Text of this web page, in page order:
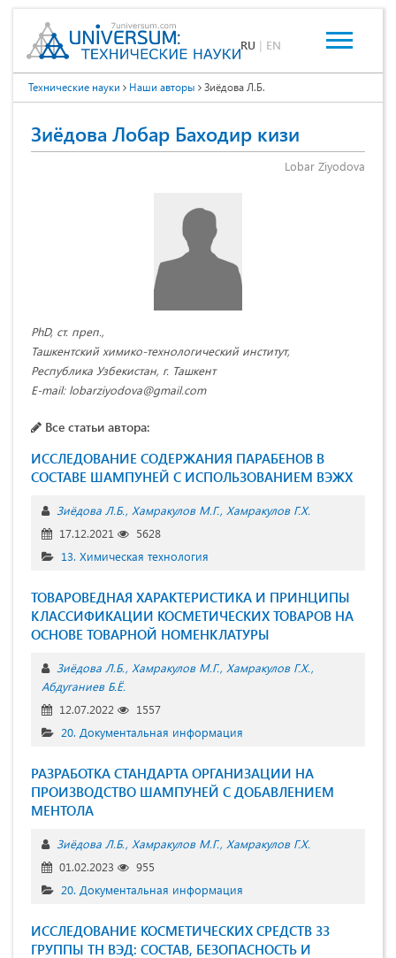
RU | EN
Технические науки Наши авторы Зиёдова Л.Б.
Зиёдова Лобар Баходир кизи
Lobar Ziyodova
PhD, ст. преп.,
Ташкентский химико-технологический институт,
Республика Узбекистан, г. Ташкент
E-mail: lobarziyodova@gmail.com
Все статьи автора:
ИССЛЕДОВАНИЕ СОДЕРЖАНИЯ ПАРАБЕНОВ В
СОСТАВЕ ШАМПУНЕЙ С ИСПОЛЬЗОВАНИЕМ ВЭЖХ
Зиёдова Л.Б. Хамракулов М.Г. Хамракулов Г.Х.
17.12.2021
5628
13. Химическая технология
ТОВАРОВЕДНАЯ ХАРАКТЕРИСТИКА И ПРИНЦИПЫ
КЛАССИФИКАЦИИ КОСМЕТИЧЕСКИХ ТОВАРОВ НА
ОСНОВЕ ТОВАРНОЙ НОМЕНКЛАТУРЫ
Зиёдова Л.Б. Хамракулов М.Г. Хамракулов Г.Х.
Абдуганиев Б.Ё.
12.07.2022
1557
20. Документальная информация
РАЗРАБОТКА СТАНДАРТА ОРГАНИЗАЦИИ НА
ПРОИЗВОДСТВО ШАМПУНЕЙ С ДОБАВЛЕНИЕМ
МЕНТОЛА
Зиёдова Л.Б. Хамракулов М.Г. Хамракулов Г.Х.
01.02.2023
955
20. Документальная информация
ИССЛЕДОВАНИЕ КОСМЕТИЧЕСКИХ СРЕДСТВ 33
ГРУППЫ ТН ВЭД: СОСТАВ, БЕЗОПАСНОСТЬ И